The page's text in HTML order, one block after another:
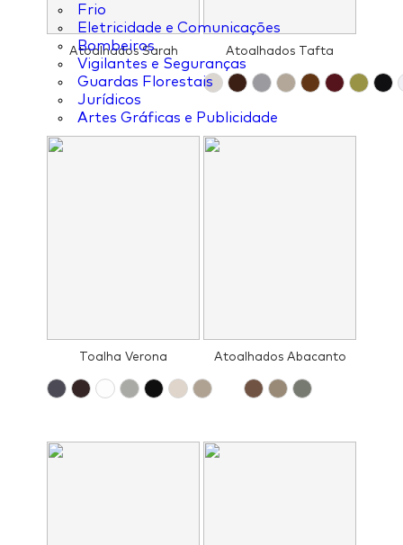
Frio
Eletricidade e Comunicações
Bombeiros
Vigilantes e Seguranças
Guardas Florestais
Jurídicos
Artes Gráficas e Publicidade
Atoalhados Sarah Atoalhados Tafta
Toalha Verona Atoalhados Abacanto